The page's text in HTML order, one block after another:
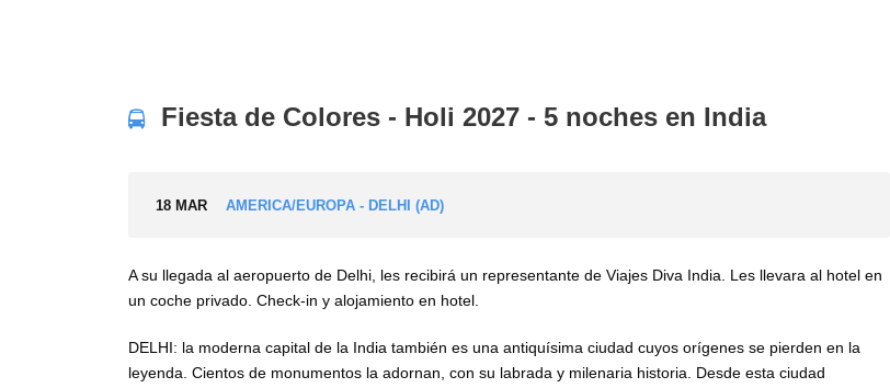
Fiesta de Colores - Holi 2027 - 5 noches en India
18 MAR AMERICA/EUROPA - DELHI (AD)
A su llegada al aeropuerto de Delhi, les recibirá un representante de Viajes Diva India. Les llevara al hotel en
un coche privado. Check-in y alojamiento en hotel.
DELHI: la moderna capital de la India también es una antiquísima ciudad cuyos orígenes se pierden en la
leyenda. Cientos de monumentos la adornan, con su labrada y milenaria historia. Desde esta ciudad